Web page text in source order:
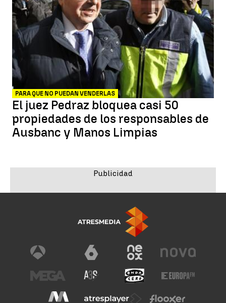
PARA QUE NO PUEDAN VENDERLAS
El juez Pedraz bloquea casi 50
propiedades de los responsables de
Ausbanc y Manos Limpias